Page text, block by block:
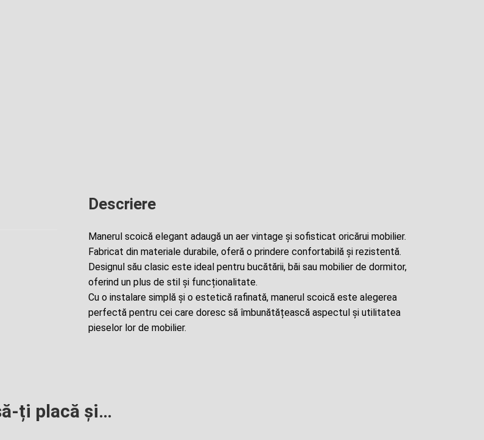
Descriere
Manerul scoică elegant adaugă un aer vintage și sofisticat oricărui mobilier.
Fabricat din materiale durabile, oferă o prindere confortabilă și rezistentă.
Designul său clasic este ideal pentru bucătării, băi sau mobilier de dormitor,
oferind un plus de stil și funcționalitate.
Cu o instalare simplă și o estetică rafinată, manerul scoică este alegerea
perfectă pentru cei care doresc să îmbunătățească aspectul și utilitatea
pieselor lor de mobilier.
ți placă și…